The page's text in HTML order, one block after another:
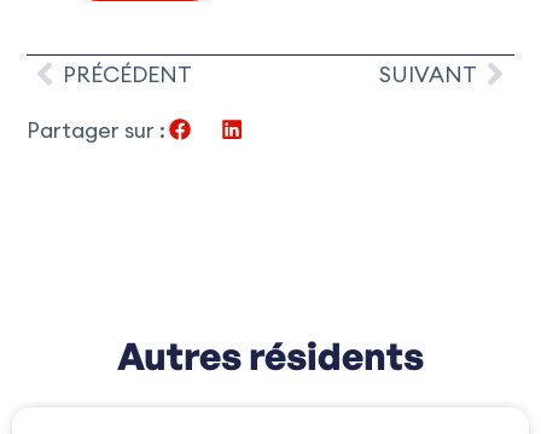
PRÉCÉDENT SUIVANT
Partager sur :
Autres résidents